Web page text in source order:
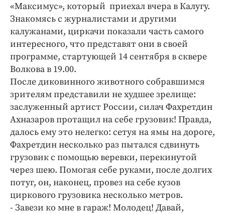
Клиника года
Бренд года
Работодатель года
«Максимус», который приехал вчера в Калугу.
Знакомясь с журналистами и другими
калужанами, циркачи показали часть самого
интересного, что представят они в своей
программе, стартующей 14 сентября в сквере
Волкова в 19.00.
После диковинного животного собравшимся
зрителям представили не худшее зрелище:
заслуженный артист России, силач Фахретдин
Ахназаров протащил на себе грузовик! Правда,
далось ему это нелегко: сетуя на ямы на дороге,
Фахретдин несколько раз пытался сдвинуть
грузовик с помощью веревки, перекинутой
через шею. Помогая себе руками, после долгих
потуг, он, наконец, провез на себе кузов
циркового грузовика несколько метров.
- Завези ко мне в гараж! Молодец! Давай,